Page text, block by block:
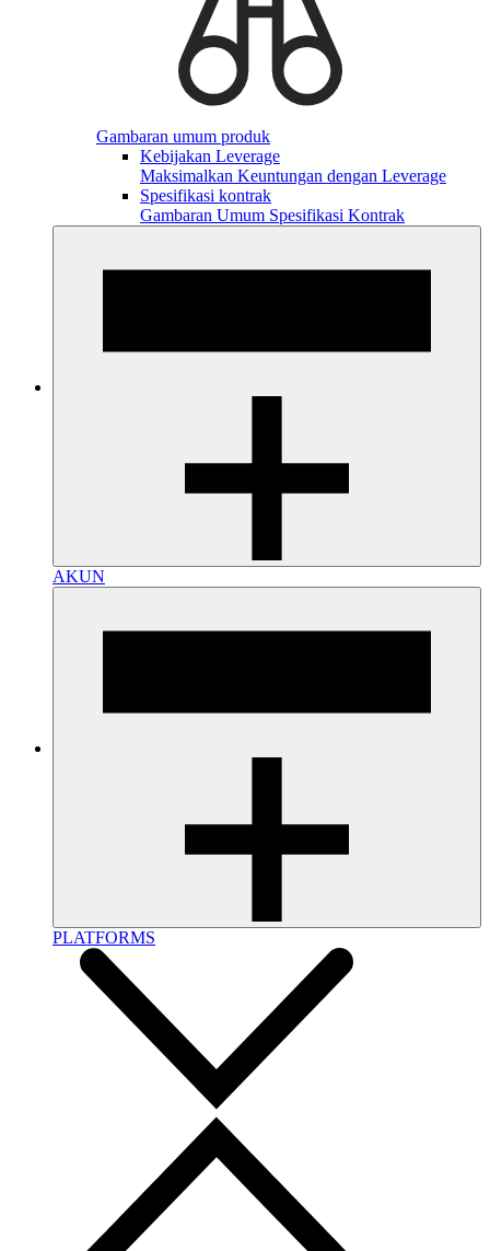
Gambaran umum produk
Kebijakan Leverage
Maksimalkan Keuntungan dengan Leverage
Spesifikasi kontrak
Gambaran Umum Spesifikasi Kontrak
AKUN
PLATFORMS